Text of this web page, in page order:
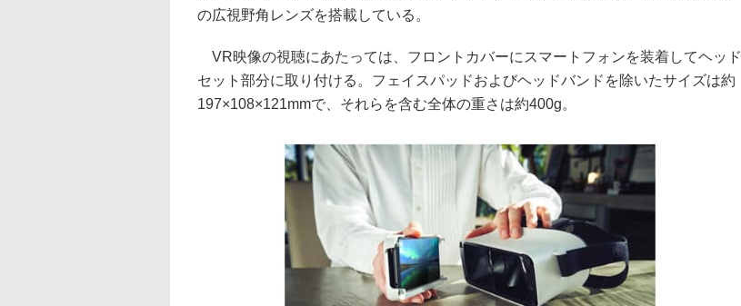
の広視野角レンズを搭載している。
VR映像の視聴にあたっては、フロントカバーにスマートフォンを装着してヘッド
セット部分に取り付ける。フェイスパッドおよびヘッドバンドを除いたサイズは約
197×108×121mmで、それらを含む全体の重さは約400g。